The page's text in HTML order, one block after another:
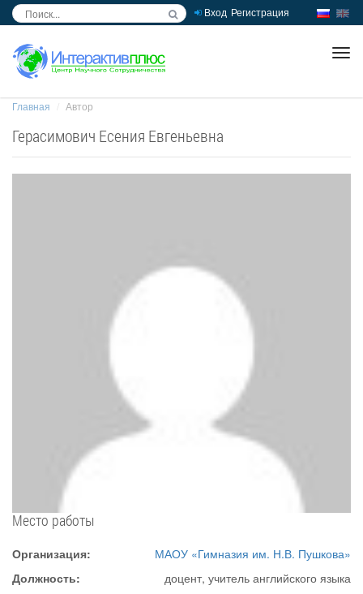
Вход Регистрация
Главная Автор
Герасимович Есения Евгеньевна
Место работы
Организация:
МАОУ «Гимназия им. Н.В. Пушкова»
Должность:
доцент, учитель английского языка